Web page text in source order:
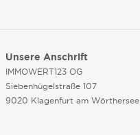
Unsere Anschrift
IMMOWERT123 OG
Siebenhügelstraße 107
9020 Klagenfurt am Wörthersee